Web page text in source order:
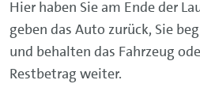
Hier haben Sie am Ende der
geben das Auto zurück, Sie
und behalten das Fahrzeug
Restbetrag weiter.